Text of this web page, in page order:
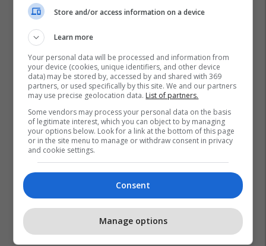
Store and/or access information on a device
Learn more
Your personal data will be processed and information from
your device (cookies, unique identifiers, and other device
data) may be stored by, accessed by and shared with 369
partners, or used specifically by this site. We and our partners
may use precise geolocation data. List of partners.
Some vendors may process your personal data on the basis
of legitimate interest, which you can object to by managing
your options below. Look for a link at the bottom of this page
or in the site menu to manage or withdraw consent in privacy
and cookie settings.
Consent
Manage options